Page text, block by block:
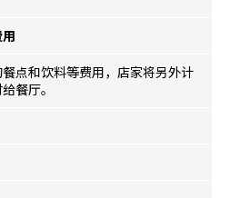
点和饮料等费用，店家将另外计
餐厅。